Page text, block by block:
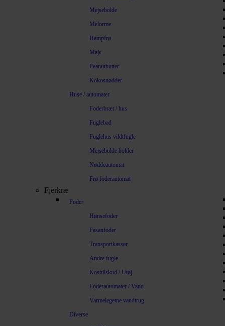
Mejsebolde
Melorme
Hampfrø
Majs
Peanutbutter
Kokosnødder
Huse / automater
Foderbræt / hus
Fuglebad
Fuglehus vildtfugle
Mejsebolde holder
Nøddeautomat
Frø foderautomat
Fjerkræ
Foder
Hønsefoder
Fasanfoder
Transportkasser
Andre fugle
Kosttilskud / Utøj
Foderautomater / Vand
Varmelegeme vandtrug
Diverse